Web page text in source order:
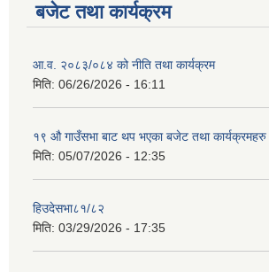
बजेट तथा कार्यक्रम
आ.व. २०८३/०८४ को नीति तथा कार्यक्रम
मिति: 06/26/2026 - 16:11
१९ औ गाउँसभा बाट थप भएका बजेट तथा
मिति: 05/07/2026 - 12:35
हिउदेसभा८१/८२
मिति: 03/29/2026 - 17:35